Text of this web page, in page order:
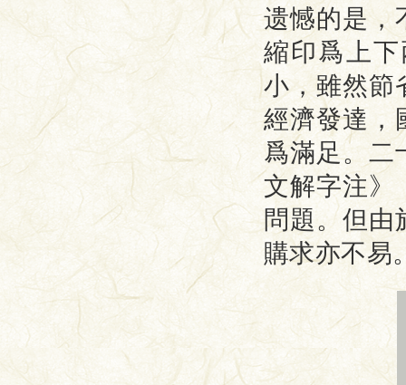
遗憾的是，
縮印爲上
小，雖然節
經濟發達，
爲滿足。二
文解字注》
問題。但由
購求亦不易